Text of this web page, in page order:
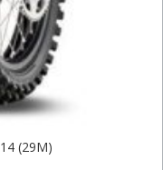
(29M)